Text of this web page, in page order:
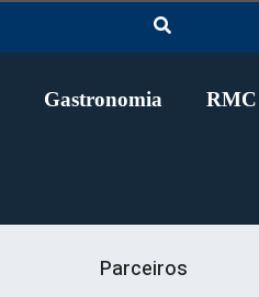
Gastronomia RMC
Parceiros